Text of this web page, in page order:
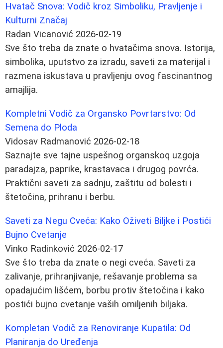
Hvatač Snova: Vodič kroz Simboliku, Pravljenje i
Kulturni Značaj
Radan Vicanović 2026-02-19
Sve što treba da znate o hvatačima snova. Istorija,
simbolika, uputstvo za izradu, saveti za materijal i
razmena iskustava u pravljenju ovog fascinantnog
amajlija.
Kompletni Vodič za Organsko Povrtarstvo: Od
Semena do Ploda
Vidosav Radmanović 2026-02-18
Saznajte sve tajne uspešnog organskoq uzgoja
paradajza, paprike, krastavaca i drugog povrća.
Praktični saveti za sadnju, zaštitu od bolesti i
štetočina, prihranu i berbu.
Saveti za Negu Cveća: Kako Oživeti Biljke i Postići
Buјno Cvetanje
Vinko Radinković 2026-02-17
Sve što treba da znate o negi cveća. Saveti za
zalivanje, prihranjivanje, rešavanje problema sa
opadajućim lišćem, borbu protiv štetočina i kako
postići bujno cvetanje vaših omiljenih biljaka.
Kompletan Vodič za Renoviranje Kupatila: Od
Planiranja do Uređenja